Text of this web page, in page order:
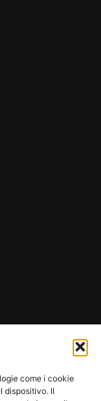
come i cookie
dispositivo. Il